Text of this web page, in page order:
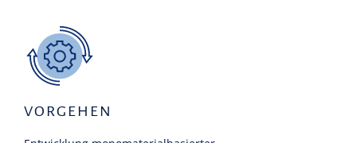
VORGEHEN